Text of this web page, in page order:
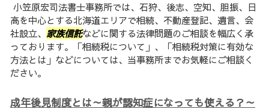
小笠原宏司法書士事務所では、石狩、後志、空知、胆振、日
高を中心とする北海道エリアで相続、不動産登記、遺言、会
社設立、 家族信託などに関する法律問題のご相談を幅広く承
っております。「相続税について」、「相続税対策に有効な
方法とは」などについては、当事務所までお気軽にご相談く
ださい。
成年後見制度とは～親が認知症になっても使える？～